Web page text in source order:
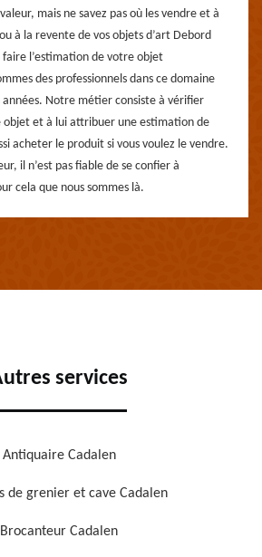
mais ne savez pas où les vendre et à
à la revente de vos objets d’art Debord
l’estimation de votre objet
des professionnels dans ce domaine
années. Notre métier consiste à vérifier
objet et à lui attribuer une estimation de
acheter le produit si vous voulez le vendre.
il n’est pas fiable de se confier à
cela que nous sommes là.
services
Antiquaire Cadalen
de grenier et cave Cadalen
Brocanteur Cadalen